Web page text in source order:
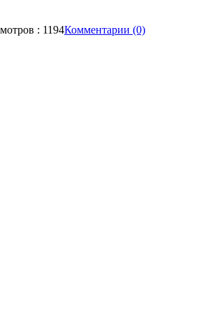
: 1194Комментарии (0)